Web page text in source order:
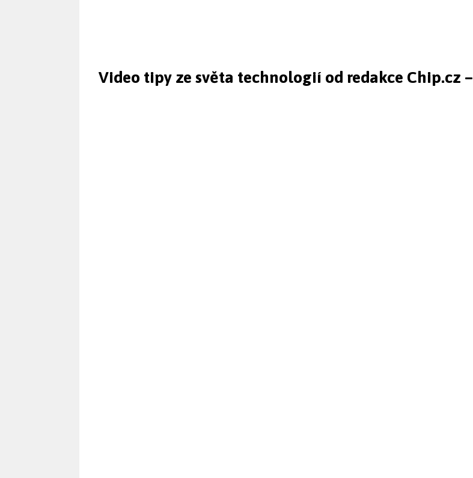
Video tipy ze světa technologií od redakce Chip.cz –